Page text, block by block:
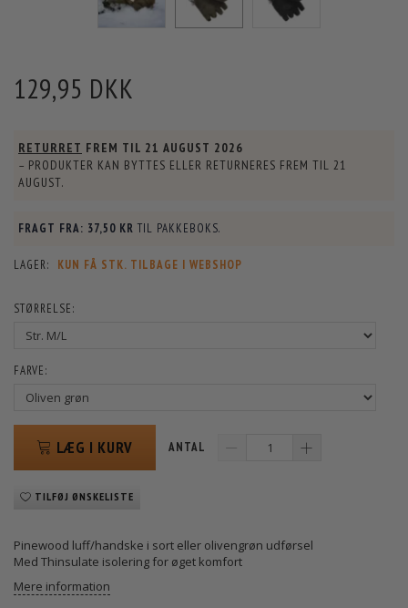
129,95 DKK
RETURRET FREM TIL 21 AUGUST 2026
– PRODUKTER KAN BYTTES ELLER RETURNERES FREM TIL 21
AUGUST.
FRAGT FRA: 37,50 KR TIL PAKKEBOKS.
LAGER: KUN FÅ STK. TILBAGE I WEBSHOP
STØRRELSE:
FARVE:
LÆG I KURV ANTAL
TILFØJ ØNSKELISTE
Pinewood luff/handske i sort eller olivengrøn udførsel
Med Thinsulate isolering for øget komfort
Mere information